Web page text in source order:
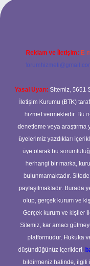
Reklam ve İletişim: E-
Yasal Uyarı: Sitemiz, 5651
İletişim Kurumu (BTK)
hizmet vermektedir. Bu
denetleme veya araştırma
üyelerimiz yazdıkları
üye olarak bu
herhangi bir marka,
bulunmamaktadır.
paylaşılmaktadır. Burada
olup, gerçek kurum ve
Gerçek kurum ve kişiler
Sitemiz, kar amacı
platformudur. Hukuka
düşündüğünüz içerikleri,
bildirmeniz halinde, ilgili